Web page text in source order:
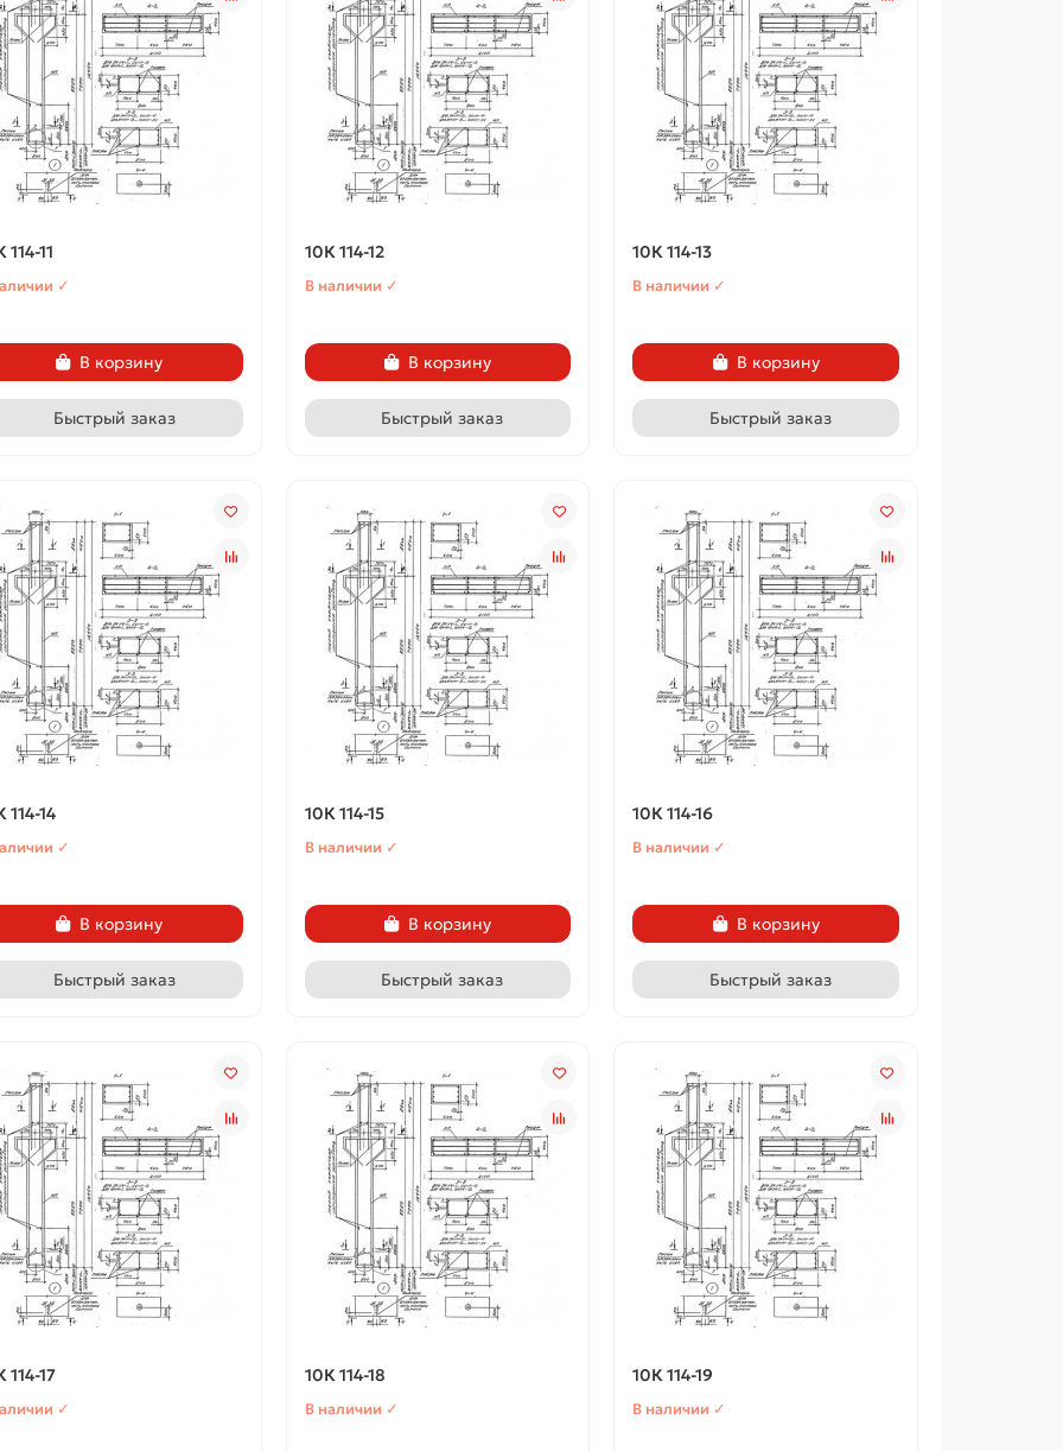
114-11
✓
В корзину
Быстрый заказ
10К 114-12
В наличии ✓
В корзину
Быстрый заказ
10К 114-13
В наличии ✓
В корзину
Быстрый заказ
114-14
✓
В корзину
Быстрый заказ
10К 114-15
В наличии ✓
В корзину
Быстрый заказ
10К 114-16
В наличии ✓
В корзину
Быстрый заказ
114-17
✓
10К 114-18
В наличии ✓
10К 114-19
В наличии ✓